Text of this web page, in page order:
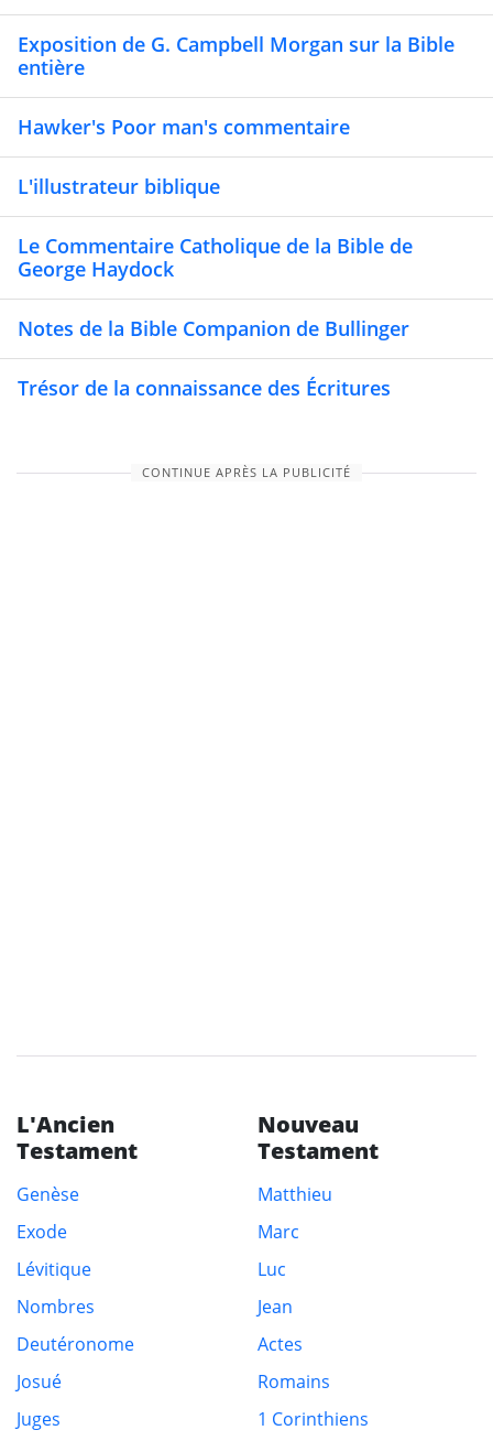
Exposition de G. Campbell Morgan sur la Bible
entière
Hawker's Poor man's commentaire
L'illustrateur biblique
Le Commentaire Catholique de la Bible de
George Haydock
Notes de la Bible Companion de Bullinger
Trésor de la connaissance des Écritures
CONTINUE APRÈS LA PUBLICITÉ
L'Ancien
Testament
Genèse
Exode
Lévitique
Nombres
Deutéronome
Josué
Juges
Nouveau
Testament
Matthieu
Marc
Luc
Jean
Actes
Romains
1 Corinthiens